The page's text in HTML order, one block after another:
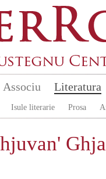
Associu Literatura
Isule literarie Prosa